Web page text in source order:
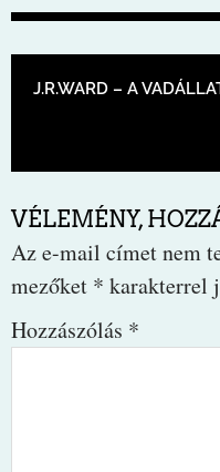
BEJEGYZÉS
J.R.WARD – A
VÉLEMÉNY,
Az e-mail címet nem
mezőket * karakterrel
Hozzászólás *